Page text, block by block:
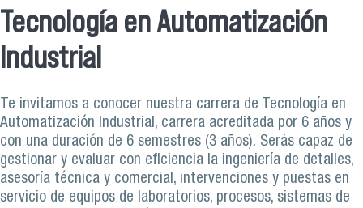
Tecnología en Automatización
Industrial
Te invitamos a conocer nuestra carrera de Tecnología en
Automatización Industrial, carrera acreditada por 6 años y
con una duración de 6 semestres (3 años). Serás capaz de
gestionar y evaluar con eficiencia la ingeniería de detalles,
asesoría técnica y comercial, intervenciones y puestas en
servicio de equipos de laboratorios, procesos, sistemas de